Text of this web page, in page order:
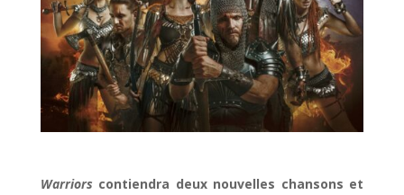
Warriors contiendra deux nouvelles chansons et